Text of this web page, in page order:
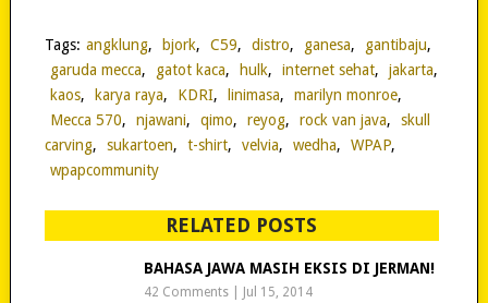
Tags: angklung, bjork, C59, distro, ganesa, gantibaju,
garuda mecca, gatot kaca, hulk, internet sehat, jakarta,
kaos, karya raya, KDRI, linimasa, marilyn monroe,
Mecca 570, njawani, qimo, reyog, rock van java,
skull
carving, sukartoen, t-shirt, velvia, wedha, WPAP,
wpapcommunity
RELATED POSTS
BAHASA JAWA MASIH EKSIS DI JERMAN!
42 Comments Jul 15, 2014